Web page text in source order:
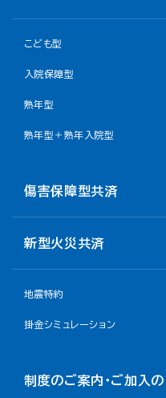
こども型
入院保障型
熟年型
熟年型＋熟年入院型
傷害保障型共済
新型火災共済
地震特約
掛金シミュレーション
制度のご案内・ご加入